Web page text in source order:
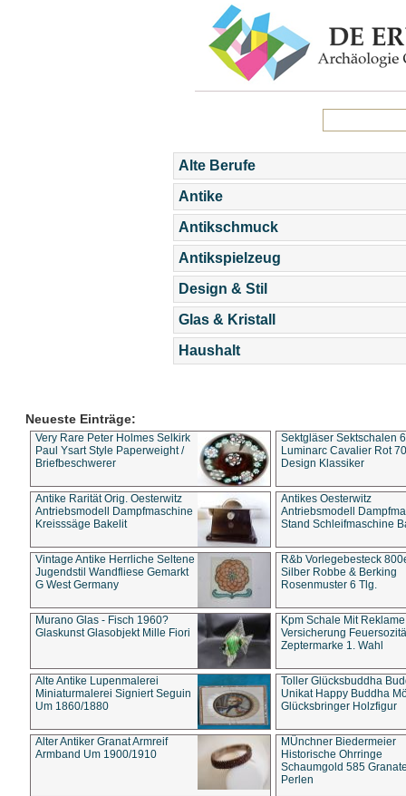
Alte Berufe
Antike
Antikschmuck
Antikspielzeug
Design & Stil
Glas & Kristall
Haushalt
Neueste Einträge:
Very Rare Peter Holmes Selkirk
Paul Ysart Style Paperweight /
Briefbeschwerer
Sektgläser Sektschalen
Luminarc Cavalier Rot
Design Klassiker
Antike Rarität Orig. Oesterwitz
Antriebsmodell Dampfmaschine
Kreisssäge Bakelit
Antikes Oesterwitz
Antriebsmodell
Stand Schleifmaschine
Vintage Antike Herrliche Seltene
Jugendstil Wandfliese Gemarkt
G West Germany
R&b Vorlegebesteck
Silber Robbe & Berking
Rosenmuster 6 Tlg.
Murano Glas - Fisch 1960?
Glaskunst Glasobjekt Mille Fiori
Kpm Schale Mit Reklame
Versicherung
Zeptermarke 1. Wahl
Alte Antike Lupenmalerei
Miniaturmalerei Signiert Seguin
Um 1860/1880
Toller Glücksbuddha
Unikat Happy Buddha
Glücksbringer Holzfigur
Alter Antiker Granat Armreif
Armband Um 1900/1910
MÜnchner Biedermeier
Historische Ohrringe
Schaumgold 585
Perlen